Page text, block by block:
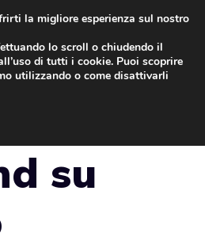
su
la migliore esperienza sul nostro
lo scroll o chiudendo il
di tutti i cookie. Puoi scoprire
utilizzando o come disattivarli